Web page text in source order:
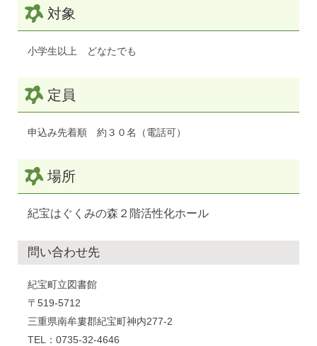
対象
小学生以上 どなたでも
定員
申込み先着順 約３０名（電話可）
場所
紀宝はぐくみの森２階活性化ホール
問い合わせ先
紀宝町立図書館
〒519-5712
三重県南牟婁郡紀宝町神内277-2
TEL：0735-32-4646